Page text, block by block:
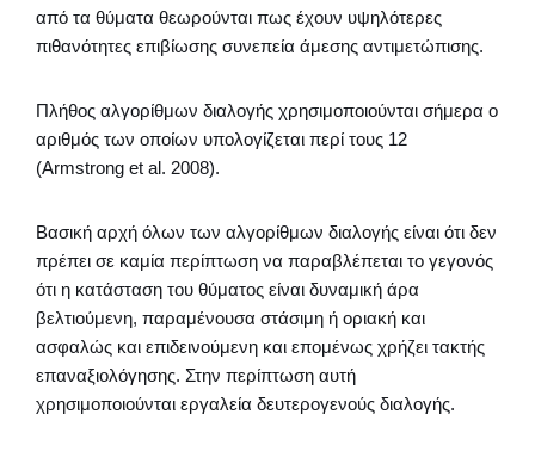
από τα θύματα θεωρούνται πως έχουν υψηλότερες
πιθανότητες επιβίωσης συνεπεία άμεσης αντιμετώπισης.
Πλήθος αλγορίθμων διαλογής χρησιμοποιούνται σήμερα ο
αριθμός των οποίων υπολογίζεται περί τους 12
(Armstrong et al. 2008).
Βασική αρχή όλων των αλγορίθμων διαλογής είναι ότι δεν
πρέπει σε καμία περίπτωση να παραβλέπεται το γεγονός
ότι η κατάσταση του θύματος είναι δυναμική άρα
βελτιούμενη, παραμένουσα στάσιμη ή οριακή και
ασφαλώς και επιδεινούμενη και επομένως χρήζει τακτής
επαναξιολόγησης. Στην περίπτωση αυτή
χρησιμοποιούνται εργαλεία δευτερογενούς διαλογής.